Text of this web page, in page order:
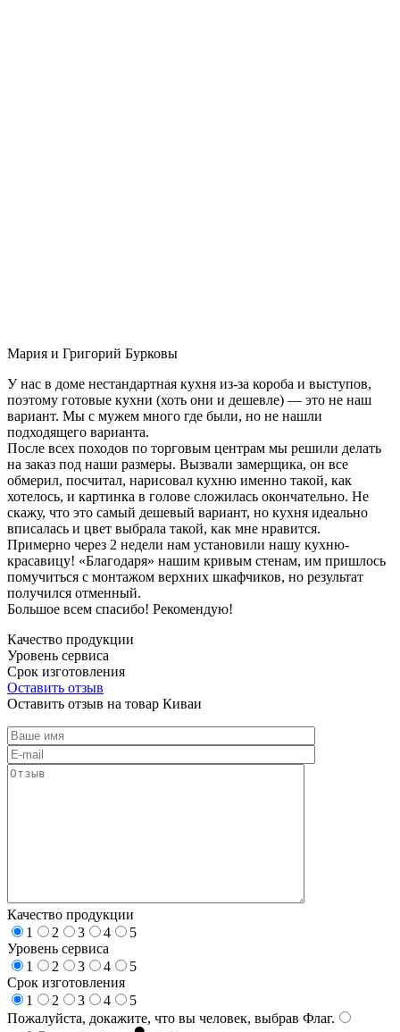
Мария и Григорий Бурковы
У нас в доме нестандартная кухня из-за короба и выступов,
поэтому готовые кухни (хоть они и дешевле) — это не наш
вариант. Мы с мужем много где были, но не нашли
подходящего варианта.
После всех походов по торговым центрам мы решили делать
на заказ под наши размеры. Вызвали замерщика, он все
обмерил, посчитал, нарисовал кухню именно такой, как
хотелось, и картинка в голове сложилась окончательно. Не
скажу, что это самый дешевый вариант, но кухня идеально
вписалась и цвет выбрала такой, как мне нравится.
Примерно через 2 недели нам установили нашу кухню-
красавицу! «Благодаря» нашим кривым стенам, им пришлось
помучиться с монтажом верхних шкафчиков, но результат
получился отменный.
Большое всем спасибо! Рекомендую!
Качество продукции
Уровень сервиса
Срок изготовления
Оставить отзыв
Оставить отзыв на товар Киваи
Качество продукции
1
2 3 4
5
Уровень сервиса
1
2 3 4
5
Срок изготовления
1
2 3 4
5
Пожалуйста, докажите, что вы человек, выбрав Флаг.